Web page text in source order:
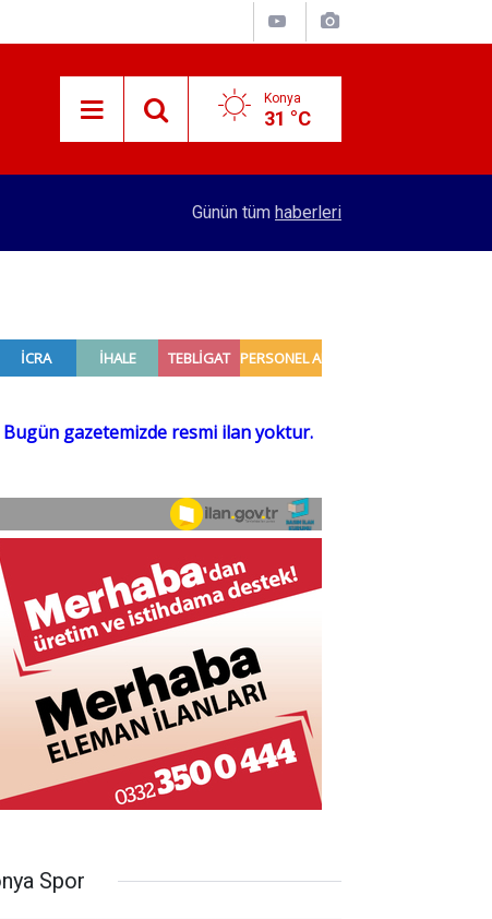
Konya
31 °C
KTO Başkanı Öztürk’ten Mekpan Panel’e ziyaret
Günün tüm haberleri
Spor